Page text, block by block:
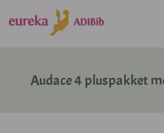
Audace 4 pluspakket